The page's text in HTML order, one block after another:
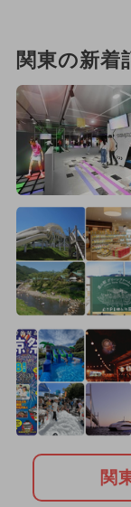
関東の新着
関